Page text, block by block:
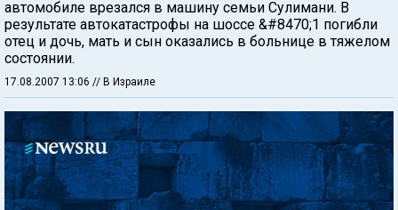
автомобиле врезался в машину семьи Сулимани. В
результате автокатастрофы на шоссе &#8470;1 погибли
отец и дочь, мать и сын оказались в больнице в тяжелом
состоянии.
17.08.2007 13:06 // В Израиле